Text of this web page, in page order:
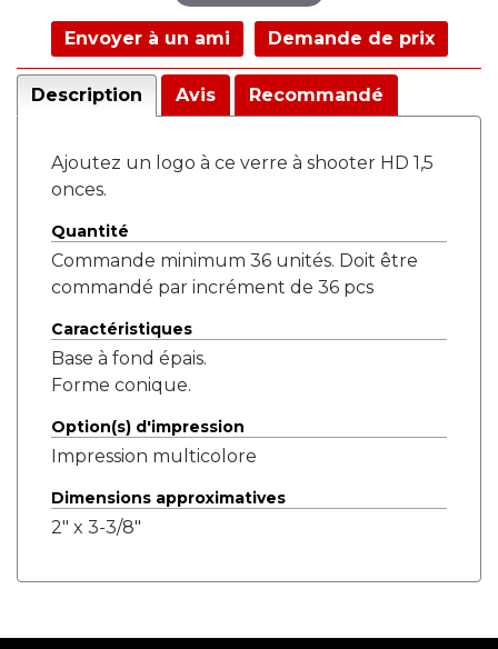
Envoyer à un ami Demande de prix
Description Avis Recommandé
Ajoutez un logo à ce verre à shooter HD 1,5
onces.
Quantité
Commande minimum 36 unités. Doit être
commandé par incrément de 36 pcs
Caractéristiques
Base à fond épais.
Forme conique.
Option(s) d'impression
Impression multicolore
Dimensions approximatives
2" x 3-3/8"